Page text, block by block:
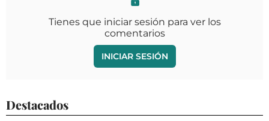
Tienes que iniciar sesión para ver los
comentarios
INICIAR SESIÓN
Destacados